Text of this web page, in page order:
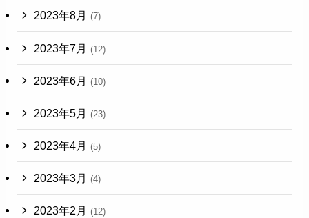
2023年8月 (7)
2023年7月 (12)
2023年6月 (10)
2023年5月 (23)
2023年4月 (5)
2023年3月 (4)
2023年2月 (12)